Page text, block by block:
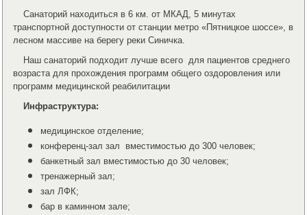
Санаторий находиться в 6 км. от МКАД, 5 минутах
транспортной доступности от станции метро «Пятницкое шоссе», в
лесном массиве на берегу реки Синичка.
Наш санаторий подходит лучше всего для пациентов среднего
возраста для прохождения программ общего оздоровления или
программ медицинской реабилитации
Инфраструктура:
медицинское отделение;
конференц-зал зал вместимостью до 300 человек;
банкетный зал вместимостью до 30 человек;
тренажерный зал;
зал ЛФК;
бар в каминном зале;